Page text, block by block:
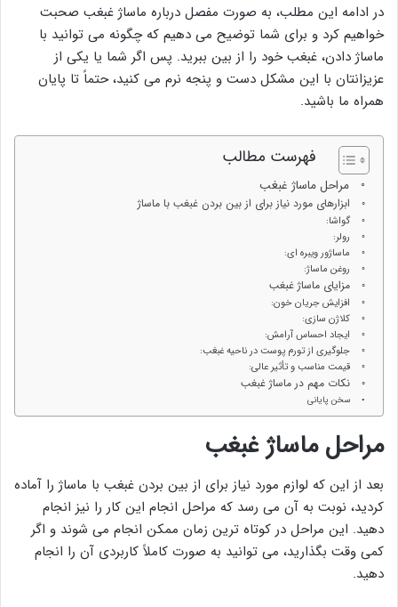
در ادامه این مطلب، به صورت مفصل درباره ماساژ غبغب صحبت
خواهیم کرد و برای شما توضیح می دهیم که چگونه می توانید با
ماساژ دادن، غبغب خود را از بین ببرید. پس اگر شما یا یکی از
عزیزانتان با این مشکل دست و پنجه نرم می کنید، حتماً تا پایان
همراه ما باشید.
فهرست مطالب
مراحل ماساژ غبغب
ابزارهای مورد نیاز برای از بین بردن غبغب با ماساژ
گواشا:
رولر:
ماساژور ویبره ای:
روغن ماساژ:
مزایای ماساژ غبغب
افزایش جریان خون:
کلاژن سازی:
ایجاد احساس آرامش:
جلوگیری از تورم پوست در ناحیه غبغب:
قیمت مناسب و تأثیر عالی:
نکات مهم در ماساژ غبغب
سخن پایانی
مراحل ماساژ غبغب
بعد از این که لوازم مورد نیاز برای از بین بردن غبغب با ماساژ را آماده
کردید، نوبت به آن می رسد که مراحل انجام این کار را نیز انجام
دهید. این مراحل در کوتاه ترین زمان ممکن انجام می شوند و اگر
کمی وقت بگذارید، می توانید به صورت کاملاً کاربردی آن را انجام
دهید.